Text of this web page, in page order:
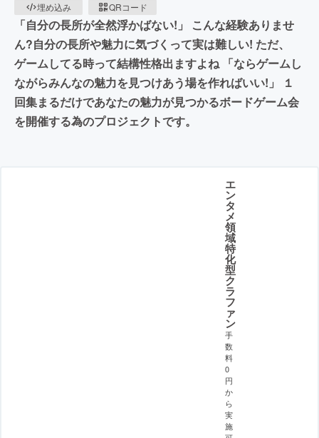
埋め込み
QRコード
「自分の長所が全然浮かばない!」 こんな経験ありませ
ん?自分の長所や魅力に気づくって実は難しい! ただ、
ゲームしてる時って結構性格出ますよね 「ならゲームし
ながらみんなの魅力を見つけあう場を作ればいい!」 １
回集まるだけであなたの魅力が見つかるボードゲーム会
を開催する為のプロジェクトです。
エ
ン
タ
メ
領
域
特
化
型
ク
ラ
フ
ァ
ン
手
数
料
0
円
か
ら
実
施